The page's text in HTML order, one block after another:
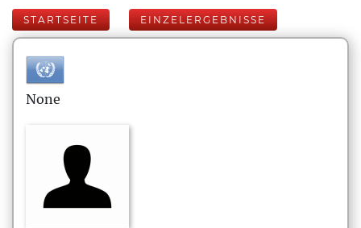
STARTSEITE EINZELERGEBNISSE
None